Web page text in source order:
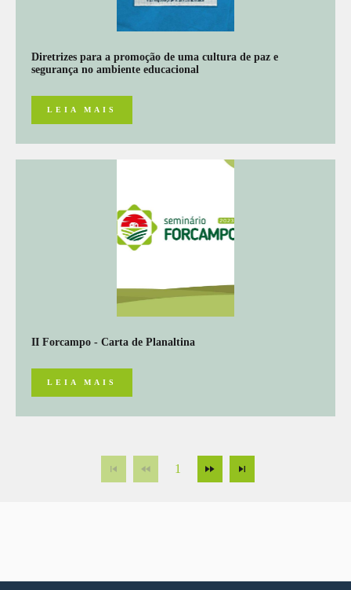
Diretrizes para a promoção de uma cultura de paz e
segurança no ambiente educacional
LEIA MAIS
II Forcampo - Carta de Planaltina
LEIA MAIS
1